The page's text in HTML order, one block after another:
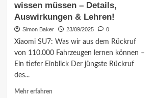
Elektroauto
für
55.000
Preis,
Leistung
&
DE/AT/CH
wissen müssen – Details,
Auswirkungen & Lehren!
Simon Baker 23/09/2025 0
Xiaomi SU7: Was wir aus dem Rückruf
von 110.000 Fahrzeugen lernen können –
Ein tiefer Einblick Der jüngste Rückruf
des...
Mehr erfahrenMehr